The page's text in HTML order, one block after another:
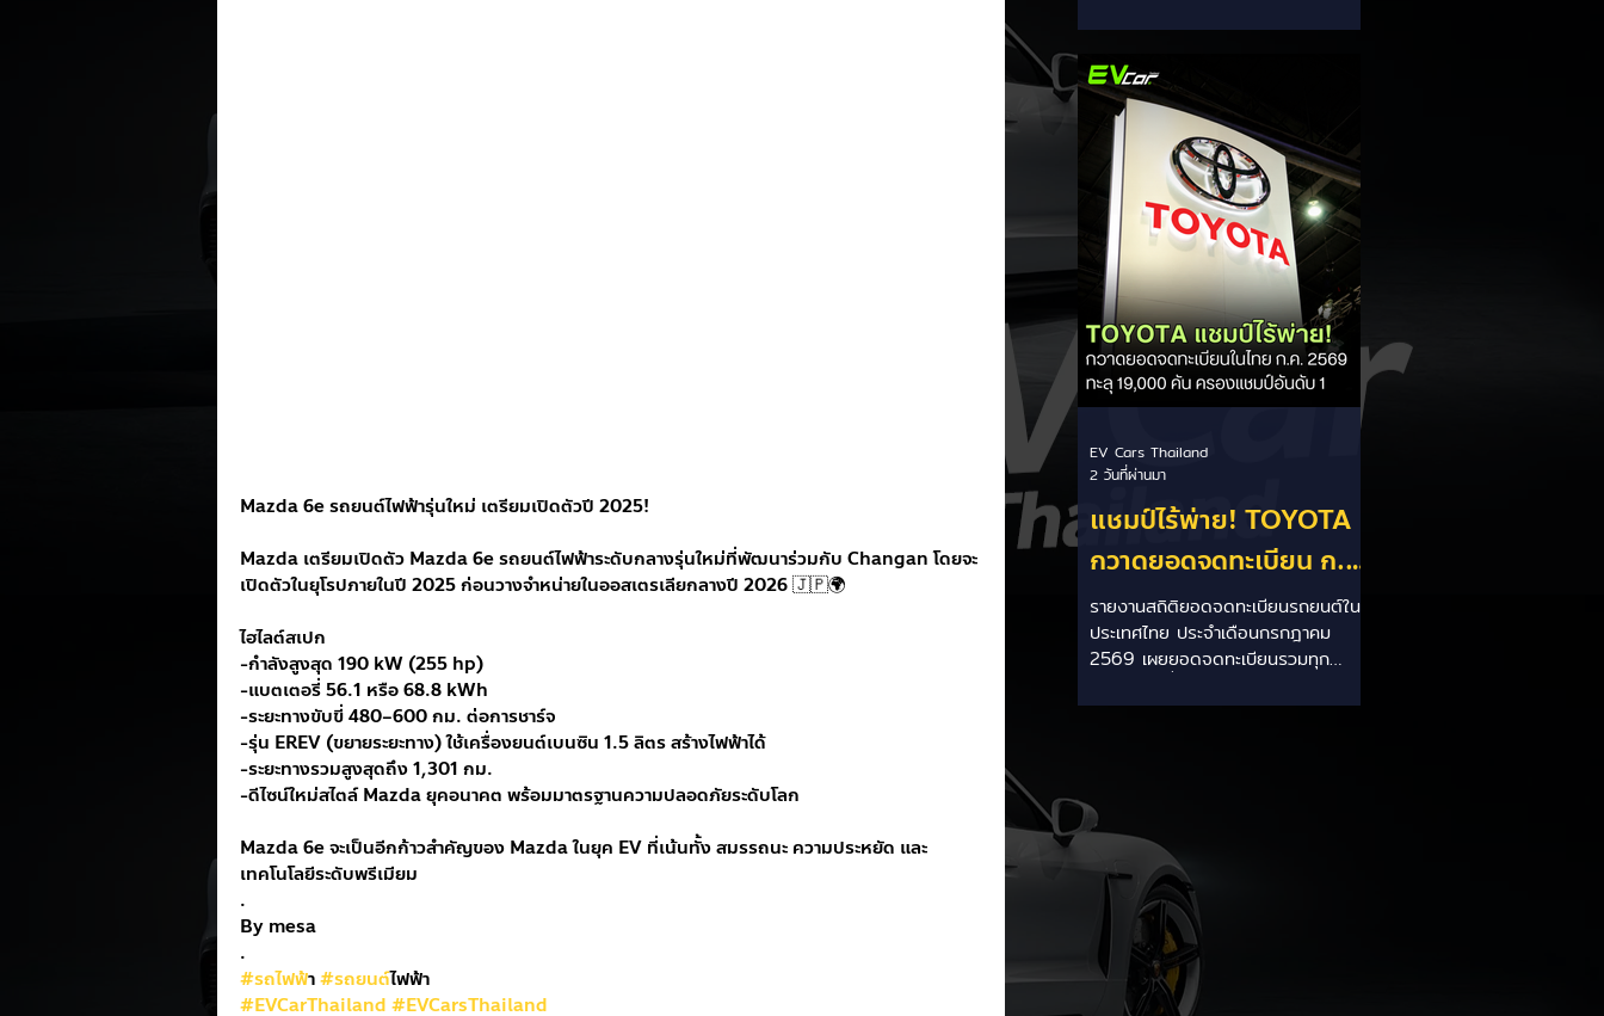
Mazda 6e รถยนต์ไฟฟ้ารุ่นใหม่ เตรียมเปิดตัวปี 2025!
Mazda เตรียมเปิดตัว Mazda 6e รถยนต์ไฟฟ้าระดับกลางรุ่นใหม่ที่พัฒนาร่วมกับ Changan โดยจะ
เปิดตัวในยุโรปภายในปี 2025 ก่อนวางจำหน่ายในออสเตรเลียกลางปี 2026 🇯🇵🌍
ไฮไลต์สเปก
-กำลังสูงสุด 190 kW (255 hp)
-แบตเตอรี่ 56.1 หรือ 68.8 kWh
-ระยะทางขับขี่ 480–600 กม. ต่อการชาร์จ
-รุ่น EREV (ขยายระยะทาง) ใช้เครื่องยนต์เบนซิน 1.5 ลิตร สร้างไฟฟ้าได้
-ระยะทางรวมสูงสุดถึง 1,301 กม.
-ดีไซน์ใหม่สไตล์ Mazda ยุคอนาคต พร้อมมาตรฐานความปลอดภัยระดับโลก
Mazda 6e จะเป็นอีกก้าวสำคัญของ Mazda ในยุค EV ที่เน้นทั้ง สมรรถนะ ความประหยัด และ
เทคโนโลยีระดับพรีเมียม
.
By mesa
.
#รถไฟฟ้า #รถยนต์ไฟฟ้า
#EVCarThailand #EVCarsThailand
6 เดือนแรก (ม.ค. - มิ.ย.) โตพุ่ง 67%
แตะ 16,920 คัน พร้อมส่งสัญญาณ
ปรับเป้าหมายยอดขายรวมปีนี้เพิ่มขึ้นเป็น
36,000 คัน จากเดิมตั้งไว้ 30,000
คัน โดยพร้อมเร่งส่งมอบรถค้างสต็อก
(Back Order) ทั้งหมดในระยะเวลาอัน
สั้น - ปรับเป้าเติบโต & เคลียร์ Back
Order: ยอดขายครึ่งปีแรกที่เติบโตสูง
ถึง 67% ประกอบกับการแก้ไขปัญหา
การนำเข้าชิ้นส่วนจากสถานการณ์
ตึงเครียดในตะว
แชมป์ไร้พ่าย! TOYOTA
กวาดยอดจดทะเบียน ก.ค.
69 เฉียด 2 หมื่นคัน ครอง
แชมป์อันดับ 1 ในไทย
รายงานสถิติยอดจดทะเบียนรถยนต์ใน
ประเทศไทย ประจำเดือนกรกฎาคม
2569 เผยยอดจดทะเบียนรวมทุก
ใหญ่สัญชาติญี่ปุ่นอย่าง TOYOTA ยัง
อันดับ 1 ของประเทศได้อย่างมั่นคงและ
ทิ้งห่างคู่แข่งอย่างขาดลอย รายละเอียด
จากสถิติ: - ภาพรวมแบรนด์: TOYOTA
คว้าอันดับ 1 ยอดจดทะเบียนรวมทุก
ประเภทที่ 19,564 คัน คิดเป็นสัดส่วน
มากกว่า 1 ใน 3 ของยอดจดทะเบียน
รถยนต์ทั้งประเทศประจำเดือนกรกฎา
EV Cars Thailand
2 วันที่ผ่านมา